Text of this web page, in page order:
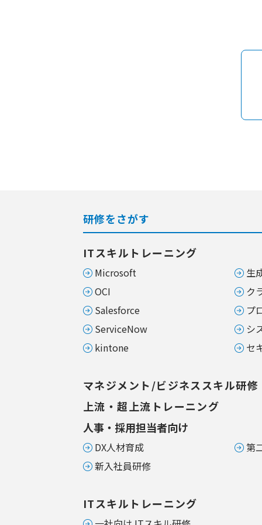
研修をさがす
ITスキルトレーニング
Microsoft
OCI
Salesforce
ServiceNow
kintone
生
ク
プ
シ
セ
マネジメント/ビジネススキル研修
上流・超上流トレーニング
人事・採用担当者向け
DX人材育成
新入社員研修
第
ITスキルトレーニング